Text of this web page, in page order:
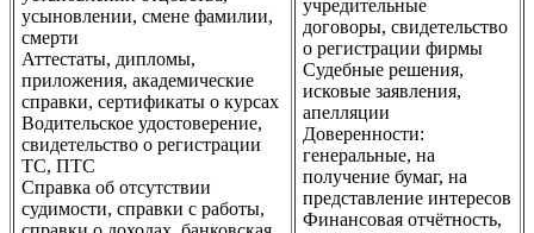
усыновлении, смене фамилии,
смерти
Аттестаты, дипломы,
приложения, академические
справки, сертификаты о курсах
Водительское удостоверение,
свидетельство о регистрации
ТС, ПТС
Справка об отсутствии
судимости, справки с работы,
учредительные
договоры, свидетельство
о регистрации фирмы
Судебные решения,
исковые заявления,
апелляции
Доверенности:
генеральные, на
получение бумаг, на
представление интересов
Финансовая отчётность,